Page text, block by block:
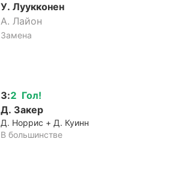
У. Луукконен
А. Лайон
Замена
Гол!
3:2
Д. Закер
Д. Норрис + Д. Куинн
В большинстве